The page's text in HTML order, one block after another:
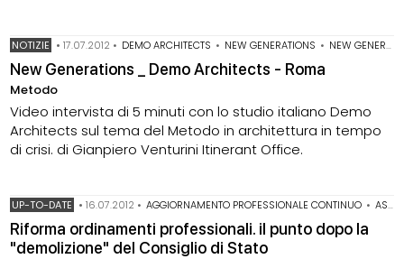
NOTIZIE •17.07.2012 • DEMO ARCHITECTS • NEW GENERATIONS • NEW GENERATIONS ITALIA
New Generations _ Demo Architects - Roma
Metodo
Video intervista di 5 minuti con lo studio italiano Demo
Architects sul tema del Metodo in architettura in tempo
di crisi. di Gianpiero Venturini Itinerant Office.
UP-TO-DATE •16.07.2012 • AGGIORNAMENTO PROFESSIONALE CONTINUO • ASSICURAZIONE PROFESSIONALE OBBLIGATORIA
Riforma ordinamenti professionali. il punto dopo la
"demolizione" del Consiglio di Stato